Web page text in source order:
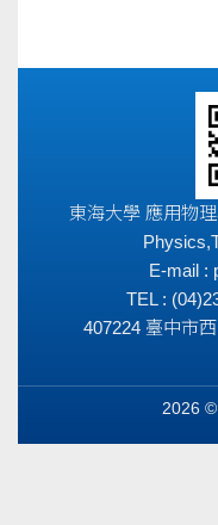
東海大學 應用物
E-mail :
TEL :
407224 臺中市
2026 ©